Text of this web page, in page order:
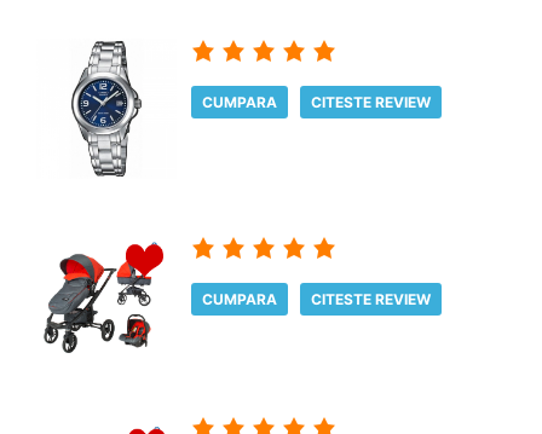
CUMPARA CITESTE REVIEW
CUMPARA CITESTE REVIEW